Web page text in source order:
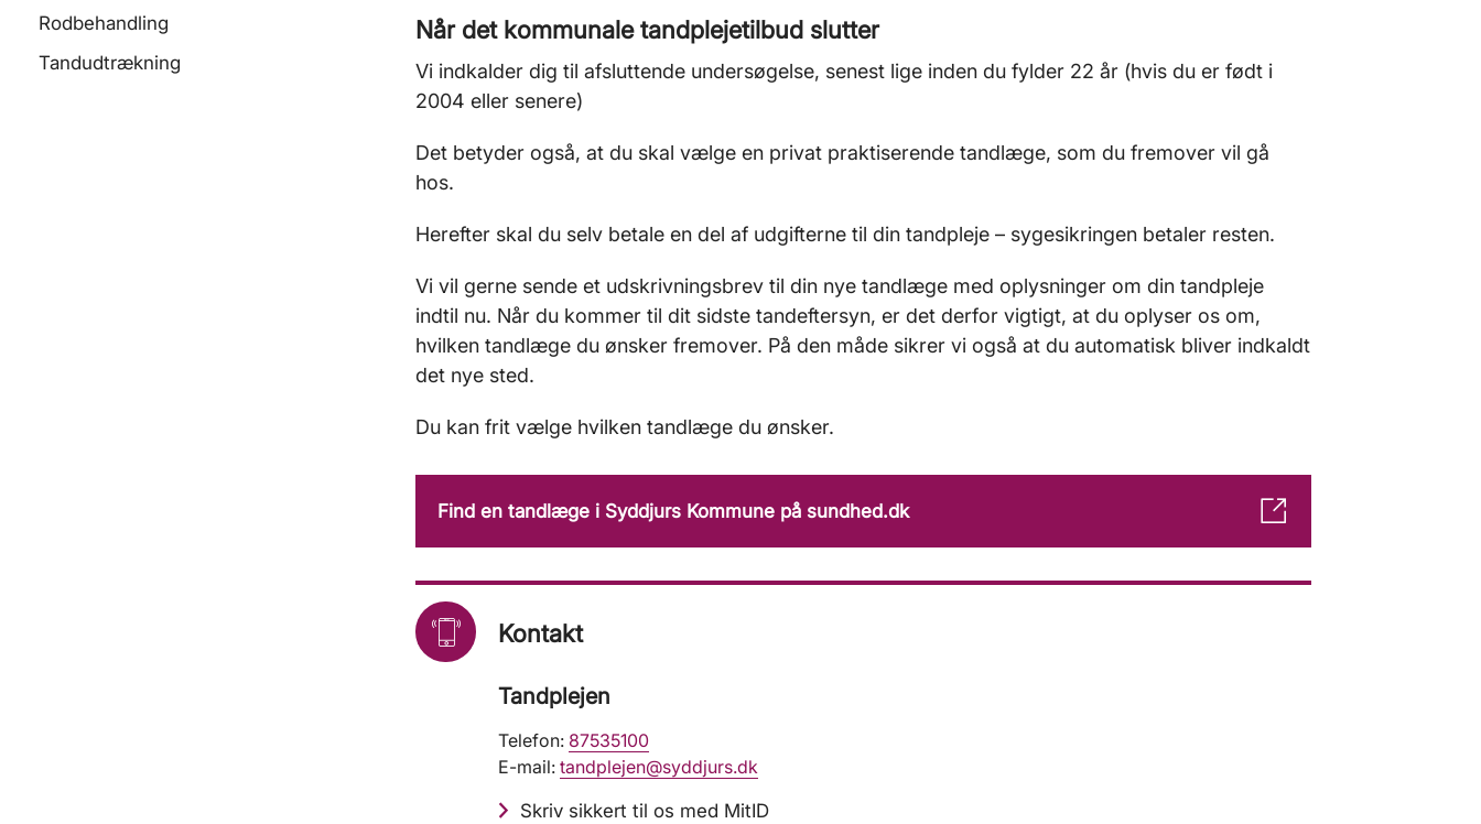
Rodbehandling
Tandudtrækning
Når det kommunale tandplejetilbud slutter
Vi indkalder dig til afsluttende undersøgelse, senest lige inden du fylder 22 år (hvis du er født i
2004 eller senere)
Det betyder også, at du skal vælge en privat praktiserende tandlæge, som du fremover vil gå
hos.
Herefter skal du selv betale en del af udgifterne til din tandpleje – sygesikringen betaler resten.
Vi vil gerne sende et udskrivningsbrev til din nye tandlæge med oplysninger om din tandpleje
indtil nu. Når du kommer til dit sidste tandeftersyn, er det derfor vigtigt, at du oplyser os om,
hvilken tandlæge du ønsker fremover. På den måde sikrer vi også at du automatisk bliver indkaldt
det nye sted.
Du kan frit vælge hvilken tandlæge du ønsker.
Find en tandlæge i Syddjurs Kommune på sundhed.dk
Kontakt
Tandplejen
Telefon: 87535100
E-mail:tandplejen@syddjurs.dk
Skriv sikkert til os med MitID